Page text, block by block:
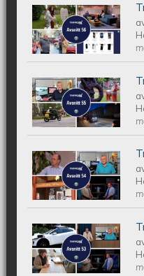
Trafikdax -
Trafikdax -
Trafikdax
Trafikdax -